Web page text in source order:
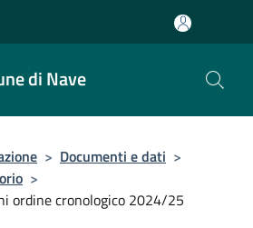
di Nave
> Documenti e dati >
>
ordine cronologico 2024/25